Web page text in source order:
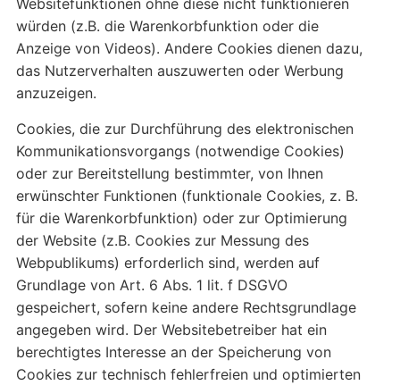
Websitefunktionen ohne diese nicht funktionieren
würden (z.B. die Warenkorbfunktion oder die
Anzeige von Videos). Andere Cookies dienen dazu,
das Nutzerverhalten auszuwerten oder Werbung
anzuzeigen.
Cookies, die zur Durchführung des elektronischen
Kommunikationsvorgangs (notwendige Cookies)
oder zur Bereitstellung bestimmter, von Ihnen
erwünschter Funktionen (funktionale Cookies, z. B.
für die Warenkorbfunktion) oder zur Optimierung
der Website (z.B. Cookies zur Messung des
Webpublikums) erforderlich sind, werden auf
Grundlage von Art. 6 Abs. 1 lit. f DSGVO
gespeichert, sofern keine andere Rechtsgrundlage
angegeben wird. Der Websitebetreiber hat ein
berechtigtes Interesse an der Speicherung von
Cookies zur technisch fehlerfreien und optimierten